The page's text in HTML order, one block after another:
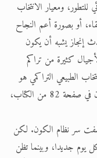
للتطور، ومعيار الانتخاب
أو بصورة أعم النجاح
إنجاز يشبه أن يكون
كثيرة من تراكم
الطبيعي التراكمي هو
أعمى بالنسبة للمستقبل. طيب ياعم دوكينز نحن الآن في صفحة 82 من الكتاب،
سر نظام الكون. لكن
يوم جديدا، وبينما تظن